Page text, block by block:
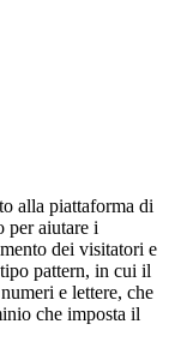
alla piattaforma di
per aiutare i
dei visitatori e
pattern, in cui il
e lettere, che
che imposta il